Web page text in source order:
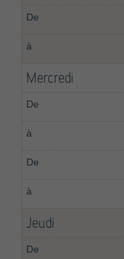
Mercredi
Jeudi